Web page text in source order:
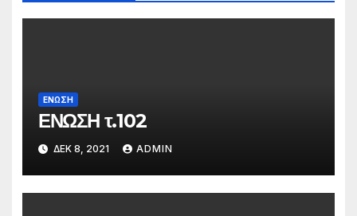
ΕΝΩΣΗ
ΕΝΩΣΗ τ.102
ΔΕΚ 8, 2021 ADMIN